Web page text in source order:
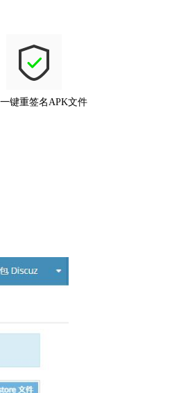
键重签名APK文件